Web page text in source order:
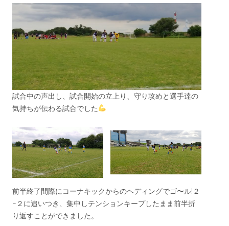
試合中の声出し、試合開始の立上り、守り攻めと選手達の
気持ちが伝わる試合でした
前半終了間際にコーナキックからのヘディングでゴ〜ル!２
−２に追いつき、集中しテンションキープしたまま前半折
り返すことができました。